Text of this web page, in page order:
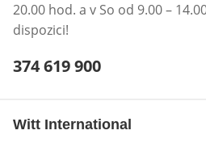
20.00 hod. a v So od 9.00 –
dispozici!
Telefonní číslo:
374 619 900
Witt International